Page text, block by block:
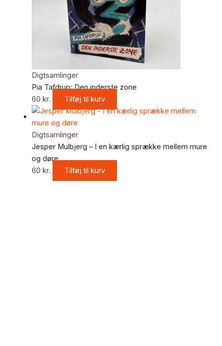
Digtsamlinger
Pia Tafdrup: Den inderste zone
60 kr. Tilføj til kurv
Digtsamlinger
Jesper Mulbjerg – I en kærlig sprække mellem mure
og døre
60 kr. Tilføj til kurv